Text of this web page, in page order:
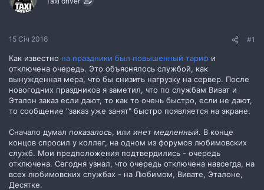
15 Січ 2016 #1
Как известно на праздники был повышенный тариф и
отключена очередь. Это объяснялось службой, как
вынужденная мера, что бы снизить нагрузку на сервер. После
новогодних праздников я заметил, что по службам Виват и
Эталон заказ если дают, то как то очень быстро, если не дают,
то сообщение "заказ уже занят" быстро появляется на экране.
Сначало думал показалось, или инет медленный. В конце
концов спросил у коллег, на одном из форумов любимовских
служб. Мои предположения подтвердились - очередь
отключена. Сегодня узнал, что очередь отключена навсегда, на
всех любимовских службах - на Любимом, Вивате, Эталоне,
Десятке.